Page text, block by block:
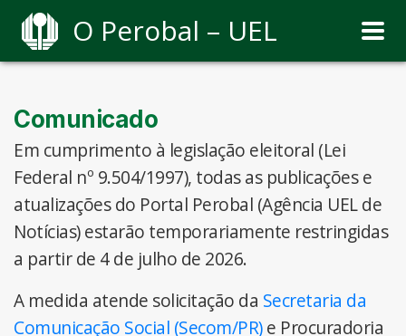
O Perobal – UEL
Comunicado
Em cumprimento à legislação eleitoral (Lei
Federal nº 9.504/1997), todas as publicações e
atualizações do Portal Perobal (Agência UEL de
Notícias) estarão temporariamente restringidas
a partir de 4 de julho de 2026.
A medida atende solicitação da Secretaria da
Comunicação Social (Secom/PR)e Procuradoria